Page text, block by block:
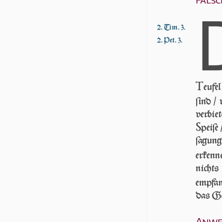
2. Tim. 3.
2. Pet. 3.
T
ſind /
S
das